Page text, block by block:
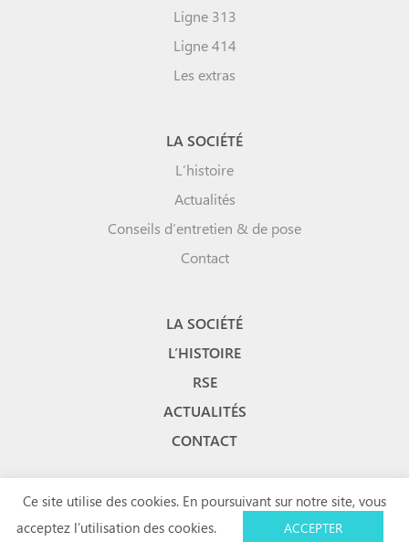
Ligne 313
Ligne 414
Les extras
LA SOCIÉTÉ
L’histoire
Actualités
Conseils d’entretien & de pose
Contact
LA SOCIÉTÉ
L’HISTOIRE
RSE
ACTUALITÉS
CONTACT
Ce site utilise des cookies. En poursuivant sur notre site, vous
acceptez l’utilisation des cookies.
ACCEPTER